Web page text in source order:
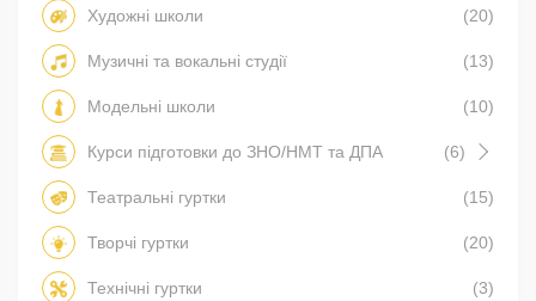
Художні школи (20)
Музичні та вокальні студії (13)
Модельні школи (10)
Курси підготовки до ЗНО/НМТ та ДПА (6)
Театральні гуртки (15)
Творчі гуртки (20)
Технічні гуртки (3)